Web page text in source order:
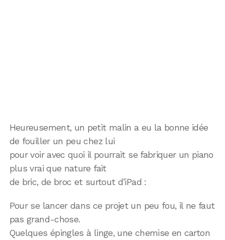
Heureusement, un petit malin a eu la bonne idée
de fouiller un peu chez lui
pour voir avec quoi il pourrait se fabriquer un piano
plus vrai que nature fait
de bric, de broc et surtout d’iPad :
Pour se lancer dans ce projet un peu fou, il ne faut
pas grand-chose.
Quelques épingles à linge, une chemise en carton